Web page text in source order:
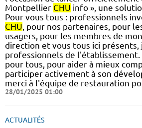
Montpellier CHU info », une
Pour vous tous : professionnels
CHU, pour nos partenaires, pour
usagers, pour les membres de
direction et vous tous ici présents,
professionnels de
pour tous, pour aider à mieux
participer activement à son
merci à l'équipe de restauration
28/01/2025 01:00
ACTUALITÉS